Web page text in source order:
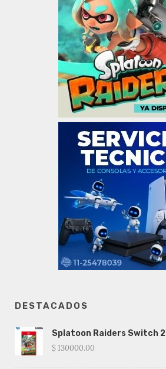
DESTACADOS
Splatoon Raiders Switch 2
$ 130000.00